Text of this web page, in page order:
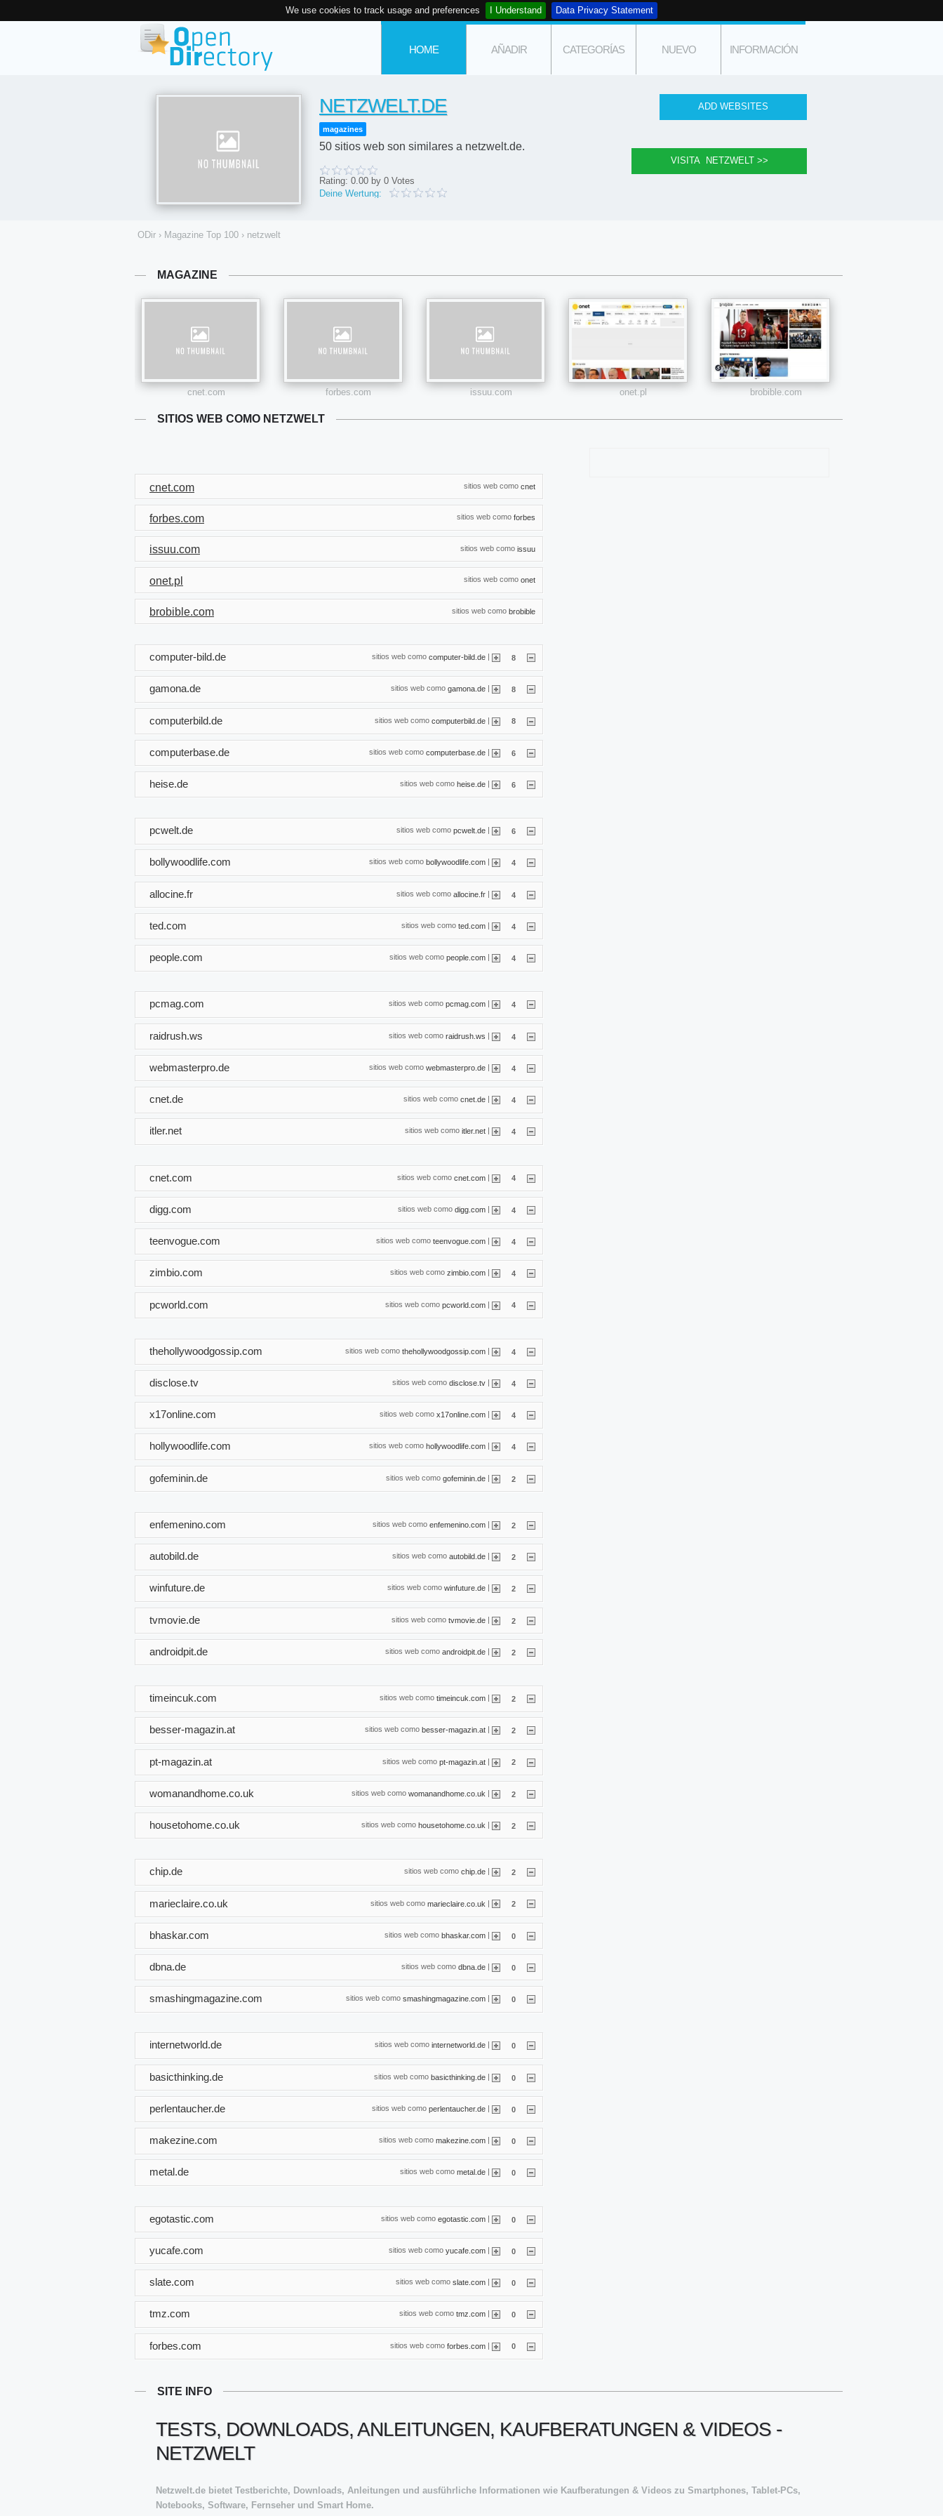
We use cookies to track usage and preferences I Understand Data Privacy Statement
HOME AÑADIR CATEGORÍAS NUEVO INFORMACIÓN
NETZWELT.DE
magazines
50 sitios web son similares a netzwelt.de.
Rating: 0.00 by 0 Votes
Deine Wertung:
ODir › Magazine Top 100 › netzwelt
MAGAZINE
cnet.com forbes.com issuu.com onet.pl brobible.com
SITIOS WEB COMO NETZWELT
sitios web como cnet
cnet.com
sitios web como forbes
forbes.com
sitios web como issuu
issuu.com
sitios web como onet
onet.pl
sitios web como brobible
brobible.com
sitios web como computer-bild.de | 8
computer-bild.de
sitios web como gamona.de 8
gamona.de
sitios web como computerbild.de | 8
computerbild.de
sitios web como computerbase.de | 6
computerbase.de
sitios web como heise.de | 6
heise.de
sitios web como pcwelt.de 6
pcwelt.de
sitios web como bollywoodlife.com 4
bollywoodlife.com
sitios web como allocine.fr | 4
allocine.fr
sitios web como ted.com | 4
ted.com
sitios web como people.com | 4
people.com
sitios web como pcmag.com 4
pcmag.com
sitios web como raidrush.ws | 4
raidrush.ws
sitios web como webmasterpro.de | 4
webmasterpro.de
sitios web como cnet.de | 4
cnet.de
sitios web como itler.net 4
itler.net
sitios web como cnet.com | 4
cnet.com
sitios web como digg.com | 4
digg.com
sitios web como teenvogue.com | 4
teenvogue.com
sitios web como zimbio.com 4
zimbio.com
sitios web como pcworld.com | 4
pcworld.com
sitios web como thehollywoodgossip.com | 4
thehollywoodgossip.com
sitios web como disclose.tv | 4
disclose.tv
sitios web como x17online.com 4
x17online.com
sitios web como hollywoodlife.com 4
hollywoodlife.com
sitios web como gofeminin.de | 2
gofeminin.de
sitios web como enfemenino.com | 2
enfemenino.com
sitios web como autobild.de | 2
autobild.de
sitios web como winfuture.de 2
winfuture.de
sitios web como tvmovie.de | 2
tvmovie.de
sitios web como androidpit.de | 2
androidpit.de
sitios web como timeincuk.com | 2
timeincuk.com
sitios web como besser-magazin.at 2
besser-magazin.at
sitios web como pt-magazin.at | 2
pt-magazin.at
sitios web como womanandhome.co.uk | 2
womanandhome.co.uk
sitios web como housetohome.co.uk | 2
housetohome.co.uk
sitios web como chip.de 2
chip.de
sitios web como marieclaire.co.uk | 2
marieclaire.co.uk
sitios web como bhaskar.com | 0
bhaskar.com
sitios web como dbna.de | 0
dbna.de
sitios web como smashingmagazine.com 0
smashingmagazine.com
sitios web como internetworld.de 0
internetworld.de
sitios web como basicthinking.de | 0
basicthinking.de
sitios web como perlentaucher.de | 0
perlentaucher.de
sitios web como makezine.com | 0
makezine.com
sitios web como metal.de 0
metal.de
sitios web como egotastic.com | 0
egotastic.com
sitios web como yucafe.com | 0
yucafe.com
sitios web como slate.com | 0
slate.com
sitios web como tmz.com 0
tmz.com
sitios web como forbes.com | 0
forbes.com
SITE INFO
TESTS, DOWNLOADS, ANLEITUNGEN, KAUFBERATUNGEN & VIDEOS -
NETZWELT
Netzwelt.de bietet Testberichte, Downloads, Anleitungen und ausführliche Informationen wie Kaufberatungen & Videos zu Smartphones, Tablet-PCs,
Notebooks, Software, Fernseher und Smart Home.